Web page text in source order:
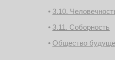
3.10.
3.11. Соборность
Общество